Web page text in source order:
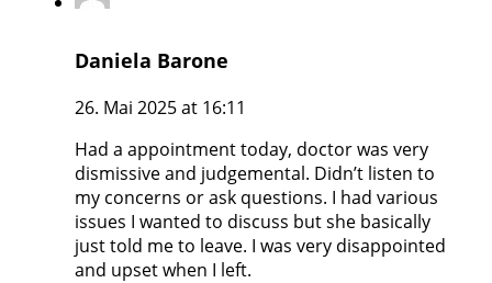
Daniela Barone
26. Mai 2025 at 16:11
Had a appointment today, doctor was very
dismissive and judgemental. Didn’t listen to
my concerns or ask questions. I had various
issues I wanted to discuss but she basically
just told me to leave. I was very disappointed
and upset when I left.